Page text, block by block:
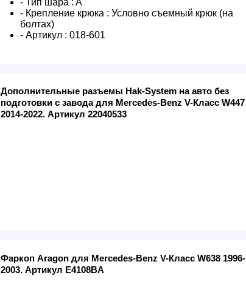
- Тип шара : A
- Крепление крюка : Условно съемный крюк (на
болтах)
- Артикул : 018-601
Дополнительные разъемы Hak-System на авто без
подготовки с завода для Mercedes-Benz V-Класс W447
2014-2022. Артикул 22040533
Фаркоп Aragon для Mercedes-Benz V-Класс W638 1996-
2003. Артикул E4108BA